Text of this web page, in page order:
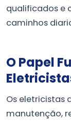
qualificados e
caminhos
O Papel
Os eletricistas
manutenção,